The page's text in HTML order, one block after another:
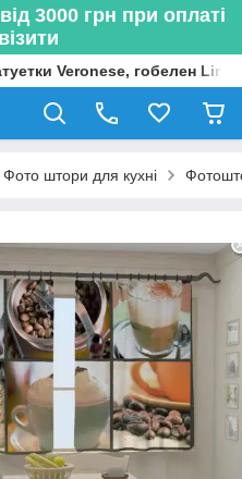
3000 грн при оплаті
Veronese, гобелен
Фото штори для кухні